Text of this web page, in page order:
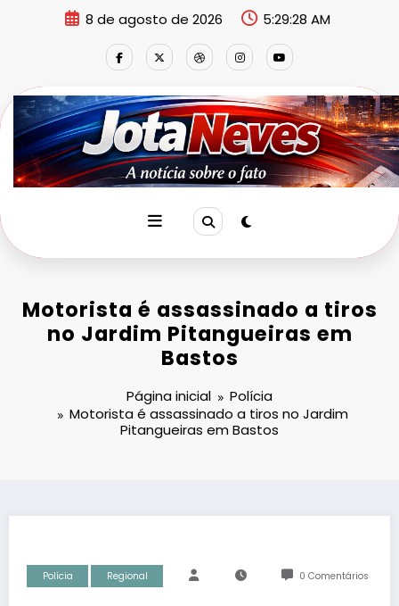
8 de agosto de 2026 5:29:28 AM
Motorista é assassinado a tiros
no Jardim Pitangueiras em
Bastos
Página inicial
Polícia
Motorista é assassinado a tiros no Jardim
Pitangueiras em Bastos
Polícia Regional 0 Comentários